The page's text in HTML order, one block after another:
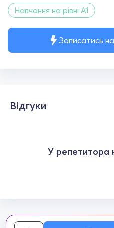
Записатись
Навчання на рівні A1
Відгуки
У репетитора